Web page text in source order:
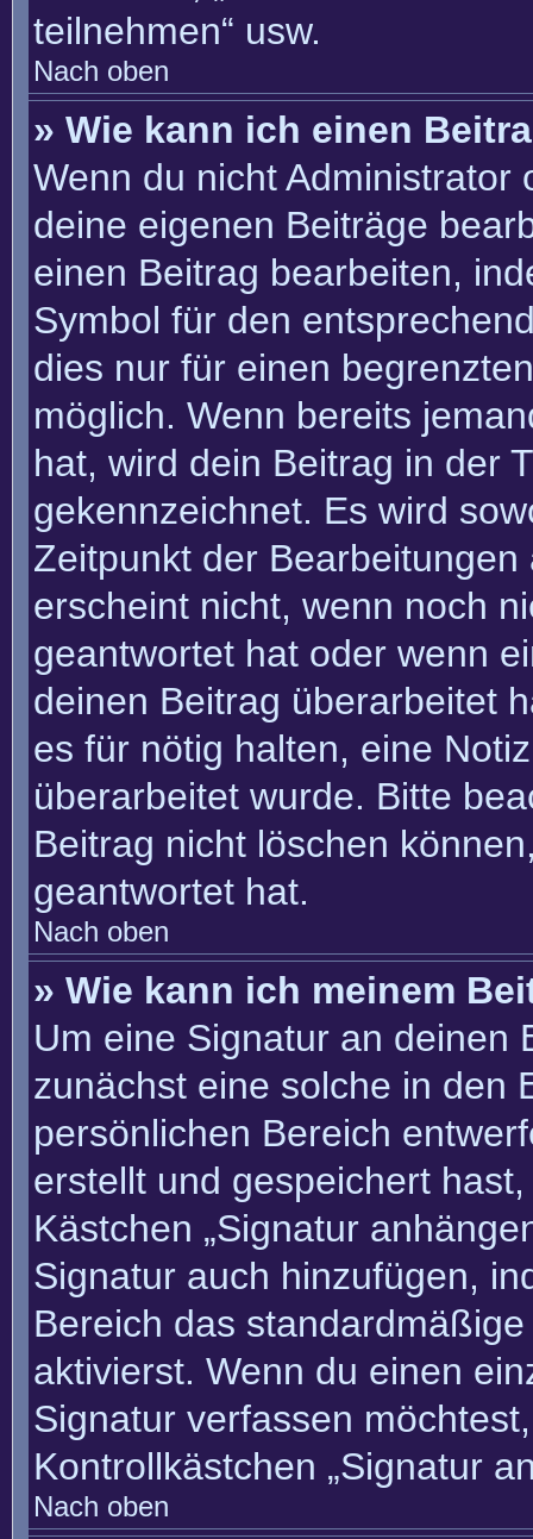
teilnehmen“ usw.
Nach oben
» Wie kann ich einen
Wenn du nicht
deine eigenen Beiträge
einen Beitrag bearbeiten,
Symbol für den
dies nur für einen
möglich. Wenn bereits
hat, wird dein Beitrag in der
gekennzeichnet. Es wird
Zeitpunkt der
erscheint nicht, wenn noch
geantwortet hat oder wenn
deinen Beitrag überarbeitet
es für nötig halten, eine
überarbeitet wurde. Bitte
Beitrag nicht löschen
geantwortet hat.
Nach oben
» Wie kann ich meinem
Um eine Signatur an deinen
zunächst eine solche in den
persönlichen Bereich
erstellt und gespeichert
Kästchen „Signatur
Signatur auch hinzufügen,
Bereich das
aktivierst. Wenn du einen
Signatur verfassen
Kontrollkästchen „Signatur
Nach oben